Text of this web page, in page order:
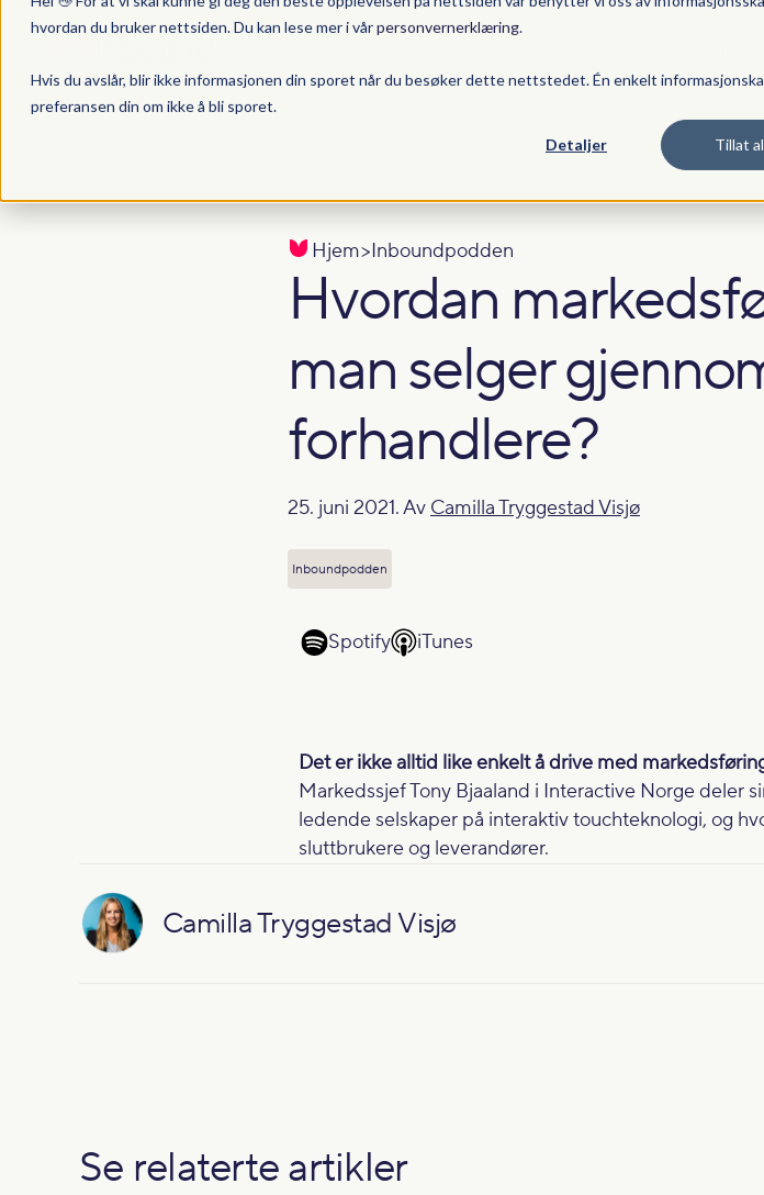
hvordan du bruker nettsiden. Du kan lese mer i vårpersonvernerklæring.
Hvis du avslår, blir ikke informasjonen din sporet når du besøker dette nettstedet. Én enkelt
preferansen din om ikke å bli sporet.
Detaljer Tillat
Hjem>Inboundpodden
Hvordan
man selger
forhandlere?
25. juni 2021. Av Camilla Tryggestad Visjø
Inboundpodden
Spotify iTunes
Det er ikke alltid like enkelt å drive med
Markedssjef Tony Bjaaland i Interactive Norge deler
ledende selskaper på interaktiv touchteknologi, og
sluttbrukere og leverandører.
Camilla Tryggestad Visjø
Se relaterte artikler